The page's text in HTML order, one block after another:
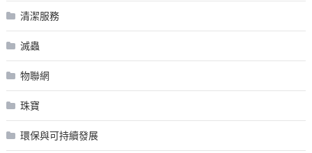
清潔服務
滅蟲
物聯網
珠寶
環保與可持續發展